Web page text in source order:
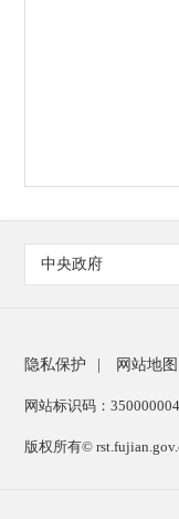
中央政府
隐私保护 网站地图
网站标识码：
版权所有©